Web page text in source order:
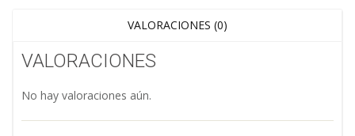
VALORACIONES (0)
VALORACIONES
No hay valoraciones aún.